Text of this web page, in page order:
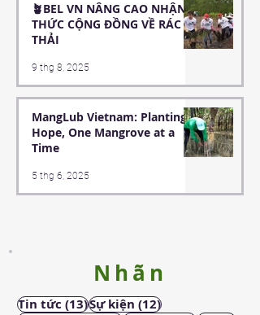
🪴BEL VN NÂNG CAO NHẬN
THỨC CỘNG ĐỒNG VỀ RÁC
THẢI
9 thg 8, 2025
MangLub Vietnam: Planting
Hope, One Mangrove at a
Time
5 thg 6, 2025
Nhãn
Tin tức (13)13 bài đăng
Sự kiện (12)12 bài đăng